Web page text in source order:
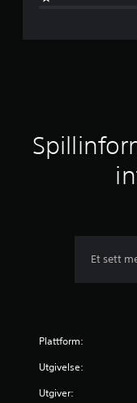
Et sett
Plattform:
Utgivelse:
Utgiver: